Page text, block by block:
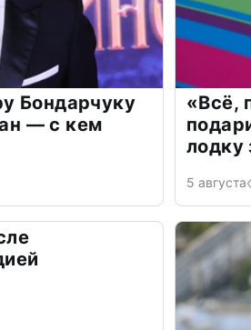
Бондарчуку
— с кем
«Всё,
лодку
5 августа